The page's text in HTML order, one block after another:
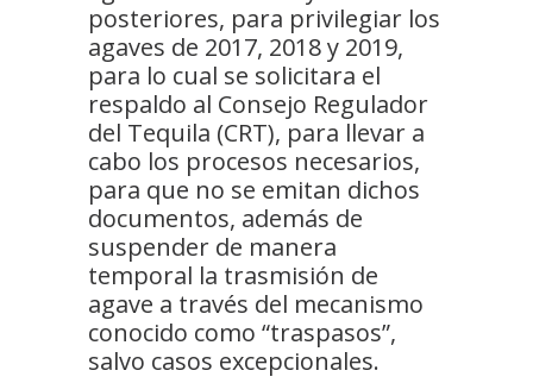
posteriores, para privilegiar los
agaves de 2017, 2018 y 2019,
para lo cual se solicitara el
respaldo al Consejo Regulador
del Tequila (CRT), para llevar a
cabo los procesos necesarios,
para que no se emitan dichos
documentos, además de
suspender de manera
temporal la trasmisión de
agave a través del mecanismo
conocido como “traspasos”,
salvo casos excepcionales.